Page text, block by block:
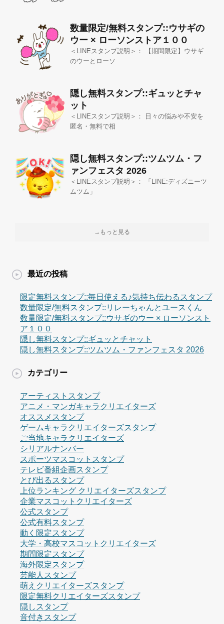
数量限定/無料スタンプ::ウサギの
ウー × ローソンストア１００
＜LINEスタンプ説明＞： 【期間限定】ウサギ
のウーとローソ
隠し無料スタンプ::ギュッとチャ
ット
＜LINEスタンプ説明＞： 日々の悩みや不安を
匿名・無料で相
隠し無料スタンプ::ツムツム・フ
ァンフェスタ 2026
＜LINEスタンプ説明＞： 「LINE:ディズニーツ
ムツム」
→もっと見る
最近の投稿
限定無料スタンプ::毎日使える♪気持ち伝わるスタンプ
数量限定/無料スタンプ::リレーちゃんとユースくん
数量限定/無料スタンプ::ウサギのウー × ローソンスト
ア１００
隠し無料スタンプ::ギュッとチャット
隠し無料スタンプ::ツムツム・ファンフェスタ 2026
カテゴリー
アーティストスタンプ
アニメ・マンガキャラクリエイターズ
オススメスタンプ
ゲームキャラクリエイターズスタンプ
ご当地キャラクリエイターズ
シリアルナンバー
スポーツマスコットスタンプ
テレビ番組企画スタンプ
とび出るスタンプ
上位ランキング クリエイターズスタンプ
企業マスコットクリエイターズ
公式スタンプ
公式有料スタンプ
動く限定スタンプ
大学・高校マスコットクリエイターズ
期間限定スタンプ
海外限定スタンプ
芸能人スタンプ
萌えクリエイターズスタンプ
限定無料クリエイターズスタンプ
隠しスタンプ
音付きスタンプ